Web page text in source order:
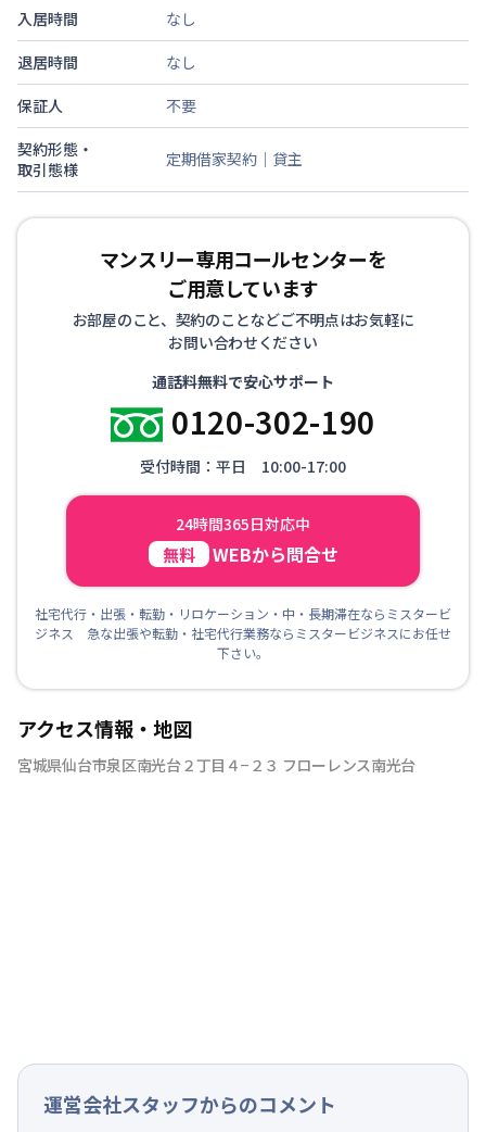
入居時間
なし
退居時間
なし
保証人
不要
契約形態・
取引態様
定期借家契約｜貸主
マンスリー専用コールセンターを
ご用意しています
お部屋のこと、契約のことなどご不明点はお気軽に
お問い合わせください
通話料無料で安心サポート
0120-302-190
受付時間：平日 10:00-17:00
24時間365日対応中
無料 WEBから問合せ
社宅代行・出張・転勤・リロケーション・中・長期滞在ならミスタービ
ジネス 急な出張や転勤・社宅代行業務ならミスタービジネスにお任せ
下さい。
アクセス情報・地図
宮城県仙台市泉区南光台２丁目４−２３ フローレンス南光台
運営会社スタッフからのコメント